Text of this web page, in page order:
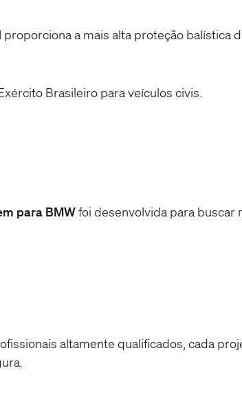
proporciona a mais alta proteção balística
Brasileiro para veículos civis.
para BMWfoi desenvolvida para buscar
altamente qualificados, cada